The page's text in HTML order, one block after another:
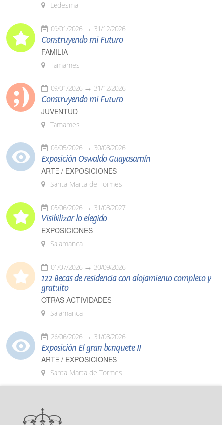
Ledesma
09/01/2026 31/12/2026
Construyendo mi Futuro
FAMILIA
Tamames
09/01/2026 31/12/2026
Construyendo mi Futuro
JUVENTUD
Tamames
08/05/2026 30/08/2026
Exposición Oswaldo Guayasamín
ARTE / EXPOSICIONES
Santa Marta de Tormes
05/06/2026 31/03/2027
Visibilizar lo elegido
EXPOSICIONES
Salamanca
01/07/2026 30/09/2026
122 Becas de residencia con alojamiento completo y
gratuito
OTRAS ACTIVIDADES
Salamanca
26/06/2026 31/08/2026
Exposición El gran banquete II
ARTE / EXPOSICIONES
Santa Marta de Tormes